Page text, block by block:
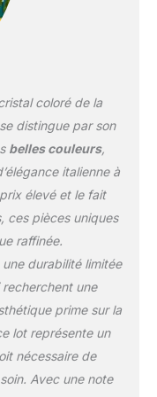
avec des
cet ensemble de
à vin colorés ne
pas
Les
à vin de ce lot
jusqu'à 591 ml
ce qui les
pour servir
ainsi que
du verre est
pour améliorer
et l'arôme du
que
gorgée est un
pour les sens.
soyez un
de vin ou
occasionnel,
coloré de la
distingue par son
belles couleurs,
italienne à
élevé et le fait
ces pièces uniques
raffinée.
durabilité limitée
une
prime sur la
lot représente un
nécessaire de
Avec une note